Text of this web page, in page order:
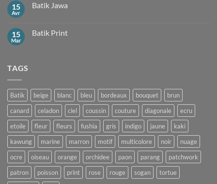
Motif
Mendung
15
Avr
Batik Jawa
Batik
15
Mar
Batik Print
TAGS
Batik beige blanc bleu bordeaux bouquet
brun
canard
celadon ciel coussin couture diagonale
ecru
etoile
fleur fleurs fushia gris indigo jaune
kaki
kawung
marine marron motif multicolore noir
nuage
ocre
oiseau orange orchidee paon parang
patchwork
patron
poisson print rose rouge sogan
tortue